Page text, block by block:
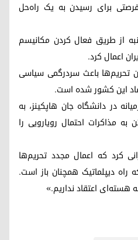
برای رسیدن به یک راه‌حل
از طریق فعال کردن مکانیسم
اعمال کرد.
باعث سردرگمی سیاسی
این کشور شده است.
در دانشگاه جان هاپکینز، به
مذاکرات احتمال رویارویی را
کرد که اعمال مجدد تحریم‌ها
راه دیپلماتیک همچنان باز است.
هسته‌ای اعتقاد نداریم.»